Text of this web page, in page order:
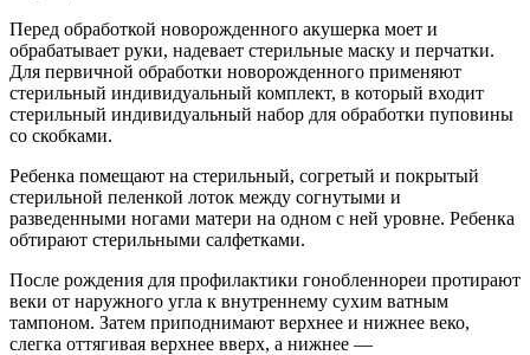
Перед обработкой новорожденного акушерка моет и
обрабатывает руки, надевает стерильные маску и перчатки.
Для первичной обработки новорожденного применяют
стерильный индивидуальный комплект, в который входит
стерильный индивидуальный набор для обработки пуповины
со скобками.
Ребенка помещают на стерильный, согретый и покрытый
стерильной пеленкой лоток между согнутыми и
разведенными ногами матери на одном с ней уровне. Ребенка
обтирают стерильными салфетками.
После рождения для профилактики гонобленнореи протирают
веки от наружного угла к внутреннему сухим ватным
тампоном. Затем приподнимают верхнее и нижнее веко,
слегка оттягивая верхнее вверх, а нижнее —